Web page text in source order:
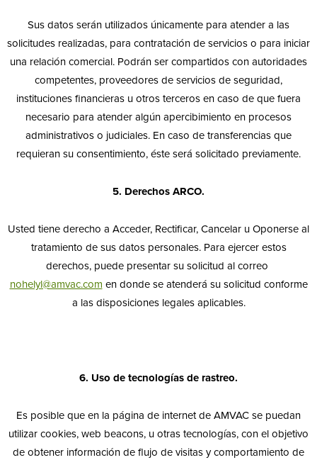
Sus datos serán utilizados únicamente para atender a las
solicitudes realizadas, para contratación de servicios o para iniciar
una relación comercial. Podrán ser compartidos con autoridades
competentes, proveedores de servicios de seguridad,
instituciones financieras u otros terceros en caso de que fuera
necesario para atender algún apercibimiento en procesos
administrativos o judiciales. En caso de transferencias que
requieran su consentimiento, éste será solicitado previamente.
5. Derechos ARCO.
Usted tiene derecho a Acceder, Rectificar, Cancelar u Oponerse al
tratamiento de sus datos personales. Para ejercer estos
derechos, puede presentar su solicitud al correo
nohelyl@amvac.com en donde se atenderá su solicitud conforme
a las disposiciones legales aplicables.
6. Uso de tecnologías de rastreo.
Es posible que en la página de internet de AMVAC se puedan
utilizar cookies, web beacons, u otras tecnologías, con el objetivo
de obtener información de flujo de visitas y comportamiento de